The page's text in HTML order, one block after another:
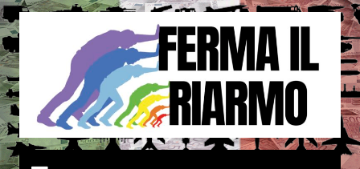
Salta
al
contenuto